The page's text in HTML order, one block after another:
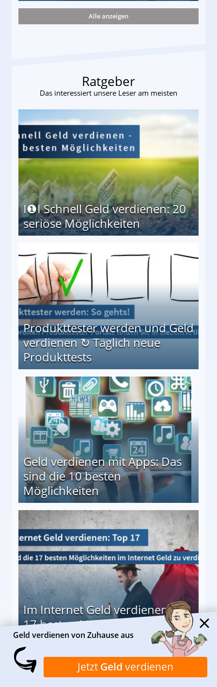
und wie viel?
Alle anzeigen
Ratgeber
Das interessiert unsere Leser am meisten
I❶I Schnell Geld verdienen: 20
seriöse Möglichkeiten
Produkttester werden und Geld
verdienen ↻ Täglich neue
Produkttests
↻ Täglich neue Produkttests
Geld verdienen mit Apps: Das
sind die 10 besten
Möglichkeiten
besten Möglichkeiten
Im Internet Geld verdienen: Die
17 besten Möglichkeiten
Möglichkeiten
Geld verdienen von Zuhause aus
Jetzt Geld verdienen